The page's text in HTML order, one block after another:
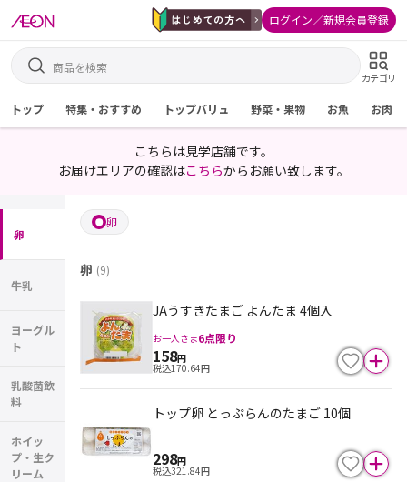
ログイン／新規会員登録
カテゴリ
トップ 特集・おすすめ トップバリュ 野菜・果物 お魚 お肉
こちらは見学店舗です。
お届けエリアの確認はこちらからお願い致します。
卵
牛乳
ヨーグル
ト
乳酸菌飲
料
ホイッ
プ・生ク
リーム
卵
卵 (9)
JAうすきたまご よんたま 4個入
お一人さま6点限り
158円
税込170.64円
トップ卵 とっぷらんのたまご 10個
298円
税込321.84円